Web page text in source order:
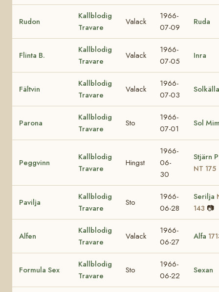
Rudon
Kallblodig
Travare
Valack
1966-
07-09
Ruda
Flinta B.
Kallblodig
Travare
Valack
1966-
07-05
Inra
Fältvin
Kallblodig
Travare
Valack
1966-
07-03
Solkälla
Parona
Kallblodig
Travare
Sto
1966-
07-01
Sol
Peggvinn
Kallblodig
Travare
Hingst
1966-
06-
30
Stjärn
NT 175
Pavilja
Kallblodig
Travare
Sto
1966-
06-28
Serilja
143 📷
Alfen
Kallblodig
Travare
Valack
1966-
06-27
Alfa
Formula Sex
Kallblodig
Travare
Sto
1966-
06-22
Sexan